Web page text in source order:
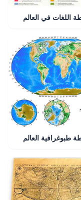
اللغات في العالم
طبوغرافية العالم